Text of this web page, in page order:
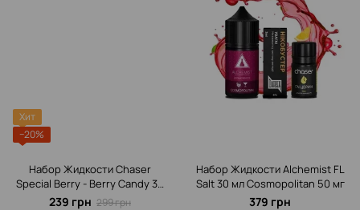
Хит
−20%
Набор Жидкости Chaser
Special Berrу - Berry Candy 30
мл 50 мг
239 грн 299 грн
Набор Жидкости Alchemist FL
Salt 30 мл Cosmopolitan 50 мг
379 грн